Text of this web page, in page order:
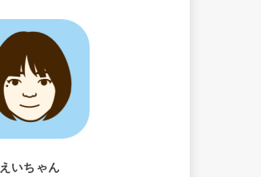
えいちゃん